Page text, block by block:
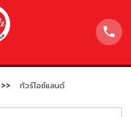
ทัวร์ไอซ์แลนด์